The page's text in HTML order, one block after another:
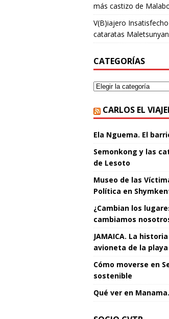
más castizo de
V(B)iajero Insatisfecho
cataratas
CATEGORÍAS
CARLOS EL
Ela Nguema. El
Semonkong y las
de Lesoto
Museo de las
Política en
¿Cambian los
cambiamos
JAMAICA. La
avioneta de la playa
Cómo moverse en
sostenible
Qué ver en